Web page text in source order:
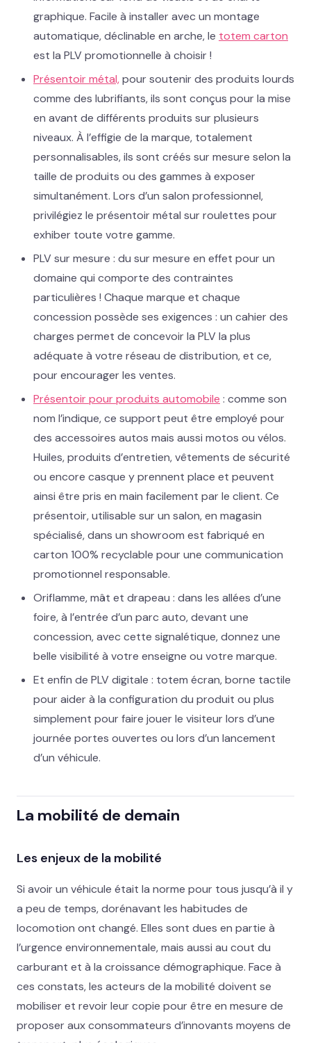
graphique. Facile à installer avec un montage
automatique, déclinable en arche, le totem carton
est la PLV promotionnelle à choisir !
Présentoir métal,pour soutenir des produits lourds
comme des lubrifiants, ils sont conçus pour la mise
en avant de différents produits sur plusieurs
niveaux. À l’effigie de la marque, totalement
personnalisables, ils sont créés sur mesure selon la
taille de produits ou des gammes à exposer
simultanément. Lors d’un salon professionnel,
privilégiez le présentoir métal sur roulettes pour
exhiber toute votre gamme.
PLV sur mesure : du sur mesure en effet pour un
domaine qui comporte des contraintes
particulières ! Chaque marque et chaque
concession possède ses exigences : un cahier des
charges permet de concevoir la PLV la plus
adéquate à votre réseau de distribution, et ce,
pour encourager les ventes.
Présentoir pour produits automobile : comme son
nom l’indique, ce support peut être employé pour
des accessoires autos mais aussi motos ou vélos.
Huiles, produits d’entretien, vêtements de sécurité
ou encore casque y prennent place et peuvent
ainsi être pris en main facilement par le client. Ce
présentoir, utilisable sur un salon, en magasin
spécialisé, dans un showroom est fabriqué en
carton 100% recyclable pour une communication
promotionnel responsable.
Oriflamme, mât et drapeau : dans les allées d’une
foire, à l’entrée d’un parc auto, devant une
concession, avec cette signalétique, donnez une
belle visibilité à votre enseigne ou votre marque.
Et enfin de PLV digitale : totem écran, borne tactile
pour aider à la configuration du produit ou plus
simplement pour faire jouer le visiteur lors d’une
journée portes ouvertes ou lors d’un lancement
d’un véhicule.
La mobilité de demain
Les enjeux de la mobilité
Si avoir un véhicule était la norme pour tous jusqu’à il y
a peu de temps, dorénavant les habitudes de
locomotion ont changé. Elles sont dues en partie à
l’urgence environnementale, mais aussi au cout du
carburant et à la croissance démographique. Face à
ces constats, les acteurs de la mobilité doivent se
mobiliser et revoir leur copie pour être en mesure de
proposer aux consommateurs d’innovants moyens de